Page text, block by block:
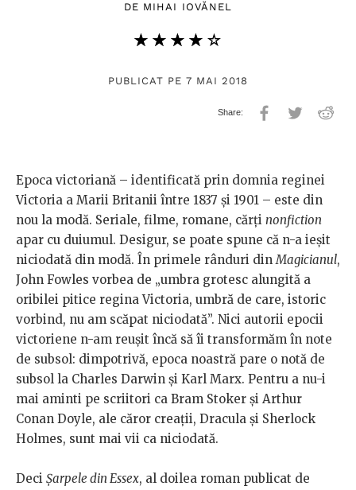
DE MIHAI IOVĂNEL
★★★★★
☆☆☆☆☆
PUBLICAT PE 7 MAI 2018
Epoca victoriană – identificată prin domnia reginei
Victoria a Marii Britanii între 1837 și 1901 – este din
nou la modă. Seriale, filme, romane, cărți nonfiction
apar cu duiumul. Desigur, se poate spune că n-a ieșit
niciodată din modă. În primele rânduri dinMagicianul,
John Fowles vorbea de „umbra grotesc alungită a
oribilei pitice regina Victoria, umbră de care, istoric
vorbind, nu am scăpat niciodată”. Nici autorii epocii
victoriene n-am reușit încă să îi transformăm în note
de subsol: dimpotrivă, epoca noastră pare o notă de
subsol la Charles Darwin și Karl Marx. Pentru a nu-i
mai aminti pe scriitori ca Bram Stoker și Arthur
Conan Doyle, ale căror creații, Dracula și Sherlock
Holmes, sunt mai vii ca niciodată.
Deci Șarpele din Essex, al doilea roman publicat de